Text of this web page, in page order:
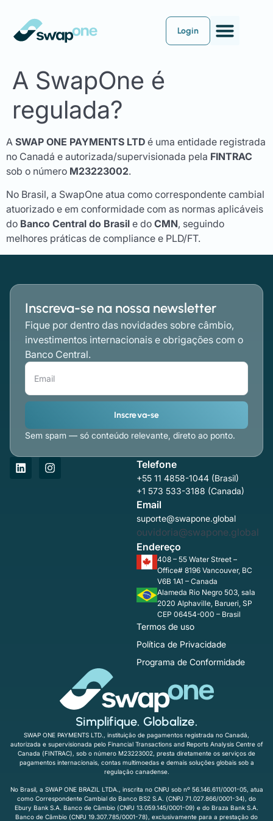
Login
A SwapOne é
regulada?
A SWAP ONE PAYMENTS LTD é uma entidade registrada
no Canadá e autorizada/supervisionada pela FINTRAC
sob o número M23223002.
No Brasil, a SwapOne atua como correspondente cambial
atuorizado e em conformidade com as normas aplicáveis
do Banco Central do Brasil e do CMN, seguindo
melhores práticas de compliance e PLD/FT.
Inscreva-se na nossa newsletter
Fique por dentro das novidades sobre câmbio,
investimentos internacionais e obrigações com o
Banco Central.
Inscreva-se
Sem spam — só conteúdo relevante, direto ao ponto.
Simplifique. Globalize.
SWAP ONE PAYMENTS LTD., instituição de pagamentos registrada no Canadá,
autorizada e supervisionada pelo Financial Transactions and Reports Analysis Centre of
Canada (FINTRAC), sob o número M23223002, presta diretamente os serviços de
pagamentos internacionais, contas multimoedas e demais soluções globais sob a
regulação canadense.
No Brasil, a SWAP ONE BRAZIL LTDA., inscrita no CNPJ sob nº 56.146.611/0001-05, atua
como Correspondente Cambial do Banco BS2 S.A. (CNPJ 71.027.866/0001-34), do
Ebury Bank S.A. Banco de Câmbio (CNPJ 13.059.145/0001-09) e do Braza Bank S.A.
Banco de Câmbio (CNPJ 19.307.785/0001-78), exclusivamente para a prestação do
Telefone
+55 11 4858-1044 (Brasil)
+1 573 533-3188 (Canada)
Email
suporte@swapone.global
ouvidoria@swapone.global
Endereço
408 – 55 Water Street –
Office# 8196 Vancouver, BC
V6B 1A1 – Canada
Alameda Rio Negro 503, sala
2020 Alphaville, Barueri, SP
CEP 06454-000 – Brasil
Termos de uso
Política de Privacidade
Programa de Conformidade